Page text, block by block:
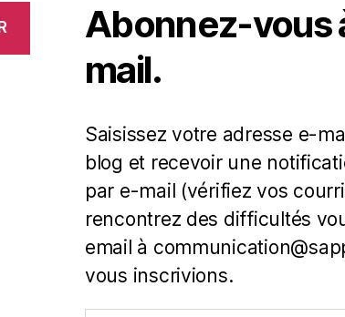
Abonnez-vous
mail.
Saisissez votre adresse e-
blog et recevoir une
par e-mail (vérifiez vos
rencontrez des difficultés
email à
vous inscrivions.